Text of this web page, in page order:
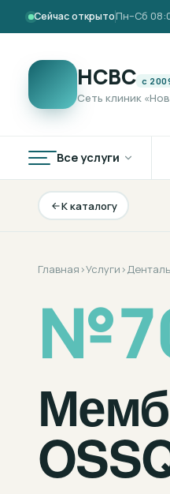
Сейчас открытоПн–Сб
НСВС с
Сеть клиник
Все услуги
К каталогу
Главная›Услуги›
№